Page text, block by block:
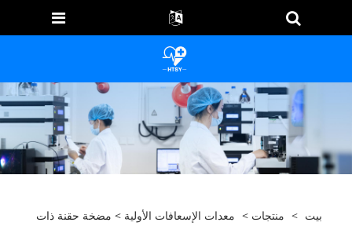
بيت > منتجات > معدات الإسعافات الأولية > مضخة حقنة ذات